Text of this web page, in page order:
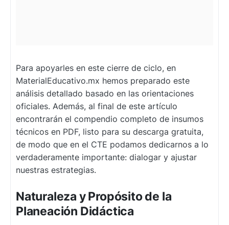
Para apoyarles en este cierre de ciclo, en
MaterialEducativo.mx hemos preparado este
análisis detallado basado en las orientaciones
oficiales. Además, al final de este artículo
encontrarán el compendio completo de insumos
técnicos en PDF, listo para su descarga gratuita,
de modo que en el CTE podamos dedicarnos a lo
verdaderamente importante: dialogar y ajustar
nuestras estrategias.
Naturaleza y Propósito de la
Planeación Didáctica